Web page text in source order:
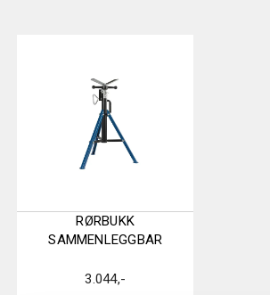
RØRBUKK
SAMMENLEGGBAR
3.044,-